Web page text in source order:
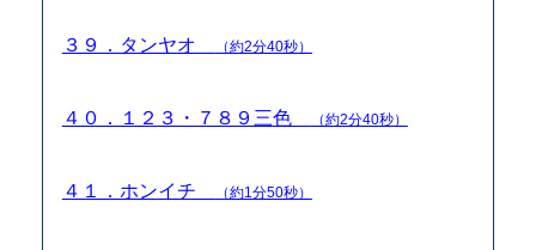
３９．タンヤオ （約2分40秒）
４０．１２３・７８９三色 （約2分40秒）
４１．ホンイチ （約1分50秒）